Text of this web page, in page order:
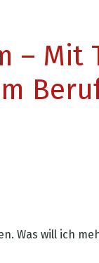
– Mit
Was will ich